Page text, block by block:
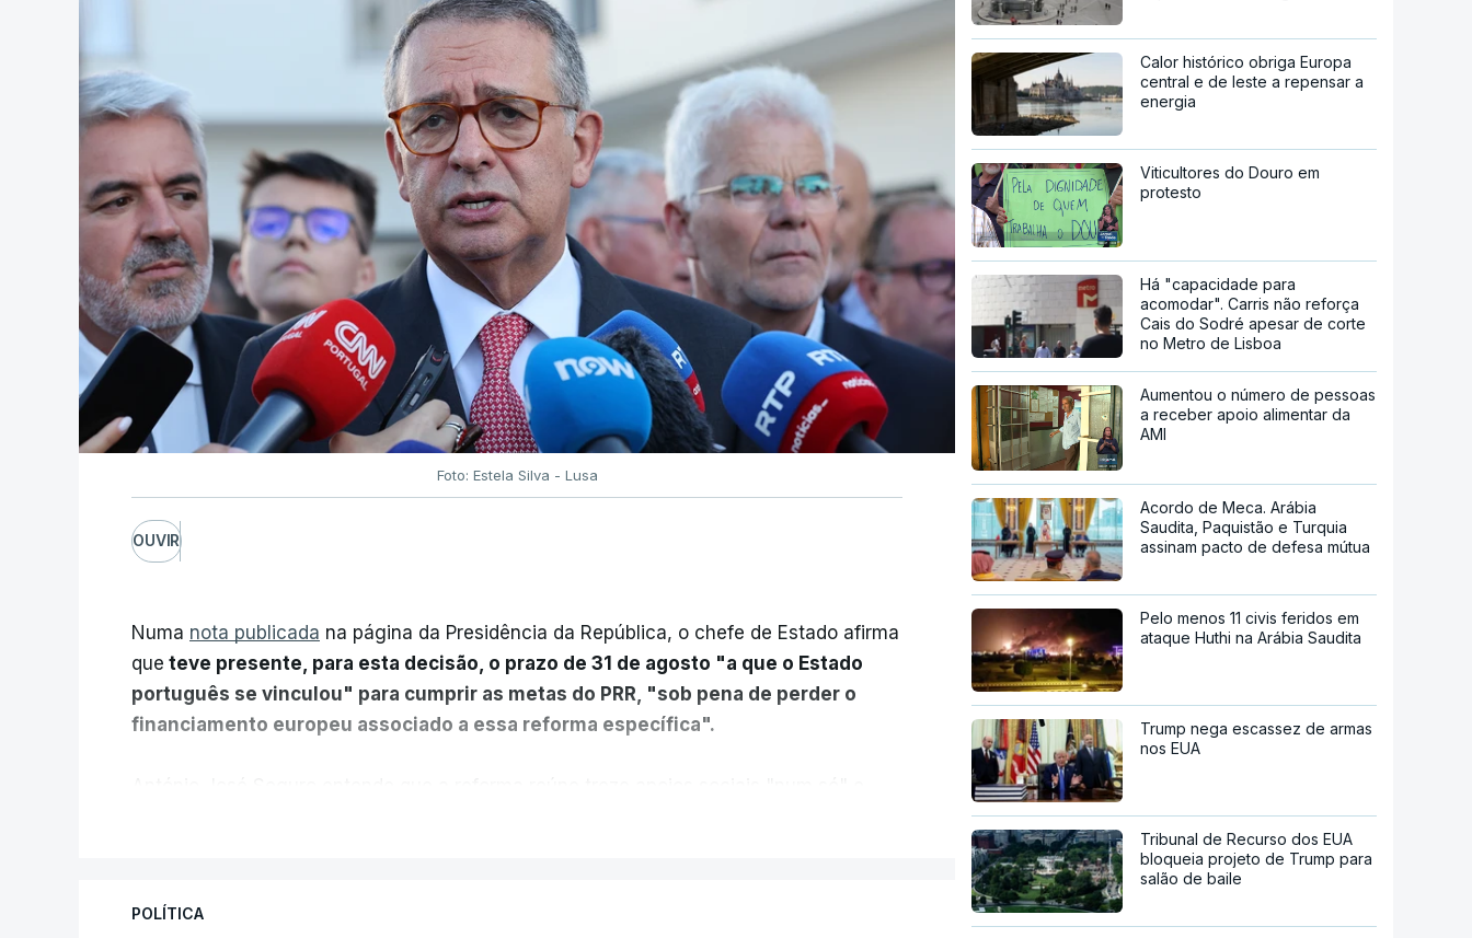
Foto: Estela Silva - Lusa
OUVIR
Numa nota publicada na página da Presidência da República, o chefe de Estado afirma
que teve presente, para esta decisão, o prazo de 31 de agosto "a que o Estado
português se vinculou" para cumprir as metas do PRR, "sob pena de perder o
financiamento europeu associado a essa reforma específica".
os apoios chegam a quem mais necessita, estaremos a dar um passo na direção
POLÍTICA
Calor histórico obriga Europa
central e de leste a repensar a
energia
Viticultores do Douro em
protesto
Há "capacidade para
acomodar". Carris não reforça
Cais do Sodré apesar de corte
no Metro de Lisboa
Aumentou o número de pessoas
a receber apoio alimentar da
AMI
Acordo de Meca. Arábia
Saudita, Paquistão e Turquia
assinam pacto de defesa mútua
Pelo menos 11 civis feridos em
ataque Huthi na Arábia Saudita
Trump nega escassez de armas
nos EUA
Tribunal de Recurso dos EUA
bloqueia projeto de Trump para
salão de baile